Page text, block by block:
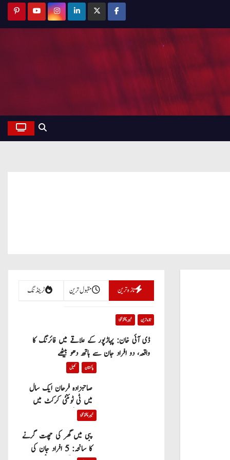
تازہ ترین مقبول ترین ٹرینڈنگ
تازہ ترین خیبر پختونخوا
ڈی آئی خان: پہاڑپور کے علاقے میں فائرنگ کا
واقعہ، دو افراد جان سے ہاتھ دھو بیٹھے
پاکستان کھیل
صاحبزادہ فرحان ایک سال
میں ٹی ٹوئنٹی کرکٹ میں
100 چھکے لگانے والے پہلے
پاکستانی بیٹر بن گئے
خیبر پختونخوا
پبی میں گھر کی چھت گرنے
کا سانحہ: 5 افراد جان کی